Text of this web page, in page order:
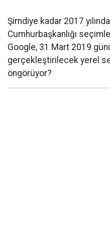
Şimdiye kadar 2017
Cumhurbaşkanlığı
Google, 31 Mart 2019
gerçekleştirilecek yerel
öngörüyor?